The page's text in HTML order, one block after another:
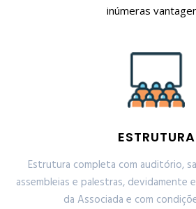
inúmeras
ESTRUTURA
Estrutura completa com auditório,
assembleias e palestras, devidamente
da Associada e com